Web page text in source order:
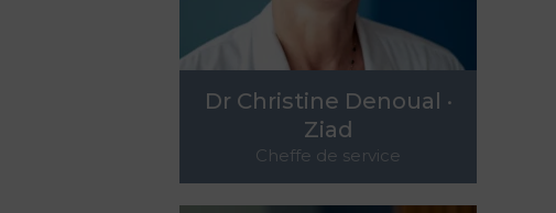
02 31 27 23 36
Dr Christine Denoual ·
Ziad
Cheffe de service